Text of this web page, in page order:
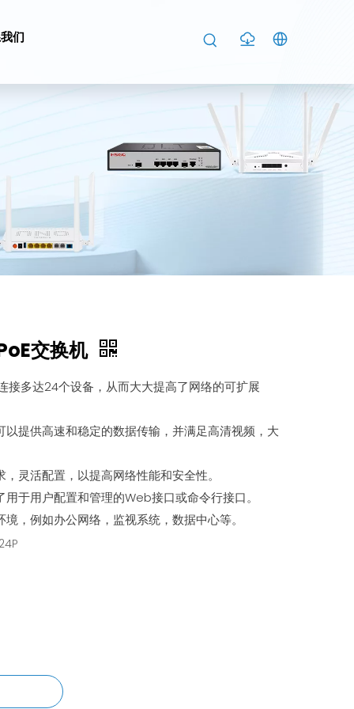
们
交换机
接多达24个设备，从而大大提高了网络的可扩展
以提供高速和稳定的数据传输，并满足高清视频，大
灵活配置，以提高网络性能和安全性。
于用户配置和管理的Web接口或命令行接口。
，例如办公网络，监视系统，数据中心等。